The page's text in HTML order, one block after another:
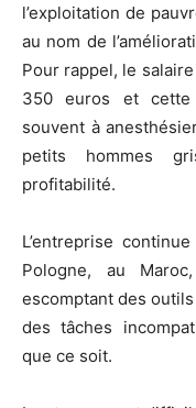
l’exploitation de
au nom de
Pour rappel, le
350 euros et
souvent à
petits hommes
profitabilité.
L’entreprise
Pologne, au
escomptant des outils
des tâches
que ce soit.